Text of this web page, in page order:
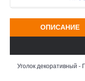
ОПИСАНИЕ
Уголок декоративный -